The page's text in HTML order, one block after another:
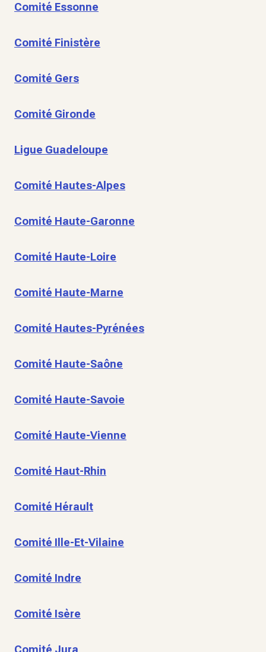
Comité Essonne
Comité Finistère
Comité Gers
Comité Gironde
Ligue Guadeloupe
Comité Hautes-Alpes
Comité Haute-Garonne
Comité Haute-Loire
Comité Haute-Marne
Comité Hautes-Pyrénées
Comité Haute-Saône
Comité Haute-Savoie
Comité Haute-Vienne
Comité Haut-Rhin
Comité Hérault
Comité Ille-Et-Vilaine
Comité Indre
Comité Isère
Comité Jura